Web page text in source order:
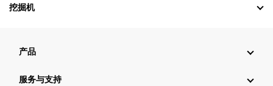
挖掘机
产品
服务与支持